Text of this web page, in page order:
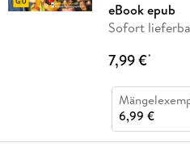
eBook epub
Sofort
7,99 €*
6,99 €